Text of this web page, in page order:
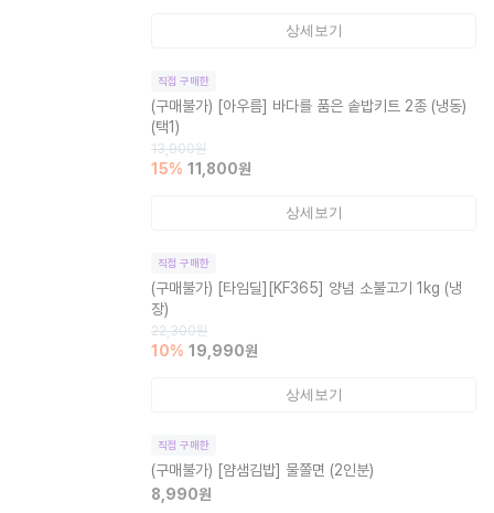
상세보기
직접 구매한
(구매불가) [아우름] 바다를 품은 솥밥키트 2종 (냉동)
(택1)
13,900원
15% 11,800원
상세보기
직접 구매한
(구매불가) [타임딜][KF365] 양념 소불고기 1kg (냉
장)
22,300원
10% 19,990원
상세보기
직접 구매한
(구매불가) [얌샘김밥] 물쫄면 (2인분)
8,990원